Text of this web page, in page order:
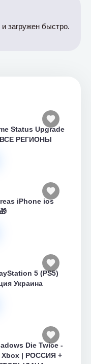
загружен быстро.
Status Upgrade
РЕГИОНЫ
iPhone ios
5 (PS5)
Украина
Die Twice -
Xbox | РОССИЯ +